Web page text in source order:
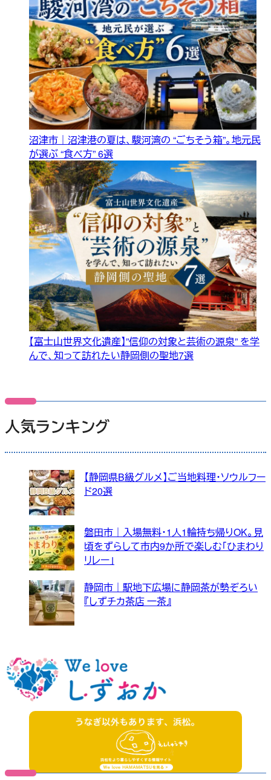
沼津市｜沼津港の夏は、駿河湾の “ごちそう箱”。地元民
が選ぶ “食べ方” 6選
【富士山世界文化遺産】”信仰の対象と芸術の源泉” を学
んで、知って訪れたい静岡側の聖地7選
人気ランキング
【静岡県B級グルメ】ご当地料理・ソウルフー
ド20選
磐田市｜入場無料・1人1輪持ち帰りOK。見
頃をずらして市内9か所で楽しむ「ひまわり
リレー」
静岡市｜駅地下広場に静岡茶が勢ぞろい
『しずチカ茶店 一茶』